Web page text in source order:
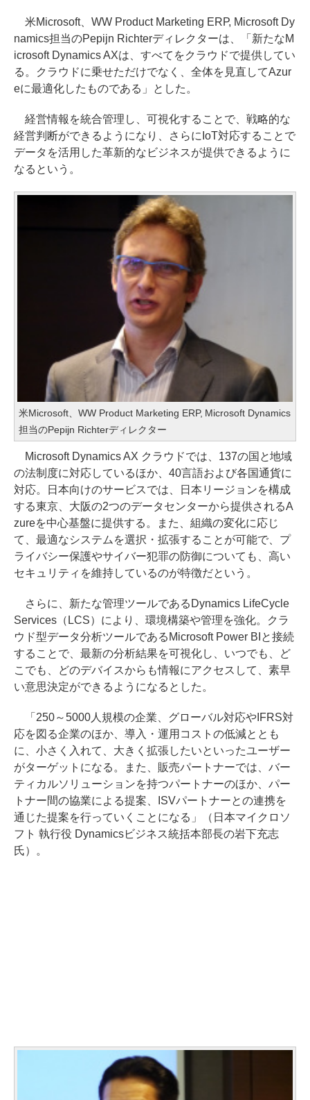
米Microsoft、WW Product Marketing ERP, Microsoft Dy
namics担当のPepijn Richterディレクターは、「新たなM
icrosoft Dynamics AXは、すべてをクラウドで提供してい
る。クラウドに乗せただけでなく、全体を見直してAzur
eに最適化したものである」とした。
経営情報を統合管理し、可視化することで、戦略的な
経営判断ができるようになり、さらにIoT対応することで
データを活用した革新的なビジネスが提供できるように
なるという。
米Microsoft、WW Product Marketing ERP, Microsoft Dynamics
担当のPepijn Richterディレクター
Microsoft Dynamics AX クラウドでは、137の国と地域
の法制度に対応しているほか、40言語および各国通貨に
対応。日本向けのサービスでは、日本リージョンを構成
する東京、大阪の2つのデータセンターから提供されるA
zureを中心基盤に提供する。また、組織の変化に応じ
て、最適なシステムを選択・拡張することが可能で、プ
ライバシー保護やサイバー犯罪の防御についても、高い
セキュリティを維持しているのが特徴だという。
さらに、新たな管理ツールであるDynamics LifeCycle
Services（LCS）により、環境構築や管理を強化。クラ
ウド型データ分析ツールであるMicrosoft Power BIと接続
することで、最新の分析結果を可視化し、いつでも、ど
こでも、どのデバイスからも情報にアクセスして、素早
い意思決定ができるようになるとした。
「250～5000人規模の企業、グローバル対応やIFRS対
応を図る企業のほか、導入・運用コストの低減ととも
に、小さく入れて、大きく拡張したいといったユーザー
がターゲットになる。また、販売パートナーでは、バー
ティカルソリューションを持つパートナーのほか、パー
トナー間の協業による提案、ISVパートナーとの連携を
通じた提案を行っていくことになる」（日本マイクロソ
フト 執行役 Dynamicsビジネス統括本部長の岩下充志
氏）。